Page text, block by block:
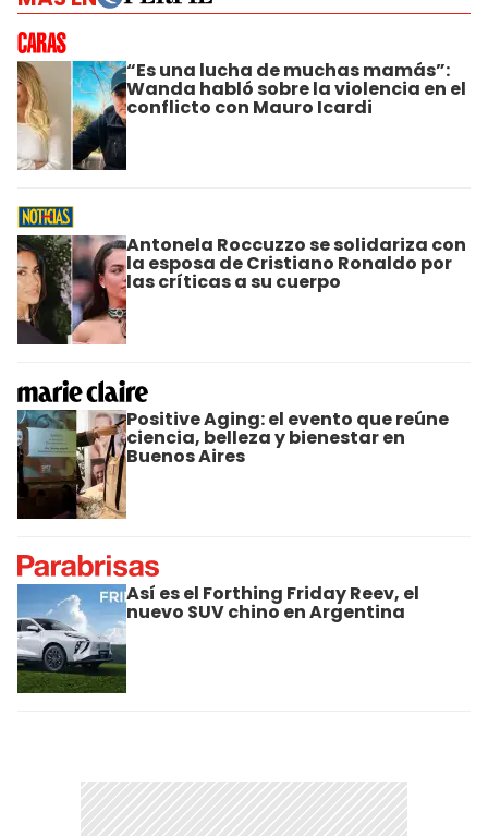
“Es una lucha de muchas mamás”:
Wanda habló sobre la violencia en el
conflicto con Mauro Icardi
Antonela Roccuzzo se solidariza con
la esposa de Cristiano Ronaldo por
las críticas a su cuerpo
Positive Aging: el evento que reúne
ciencia, belleza y bienestar en
Buenos Aires
Así es el Forthing Friday Reev, el
nuevo SUV chino en Argentina